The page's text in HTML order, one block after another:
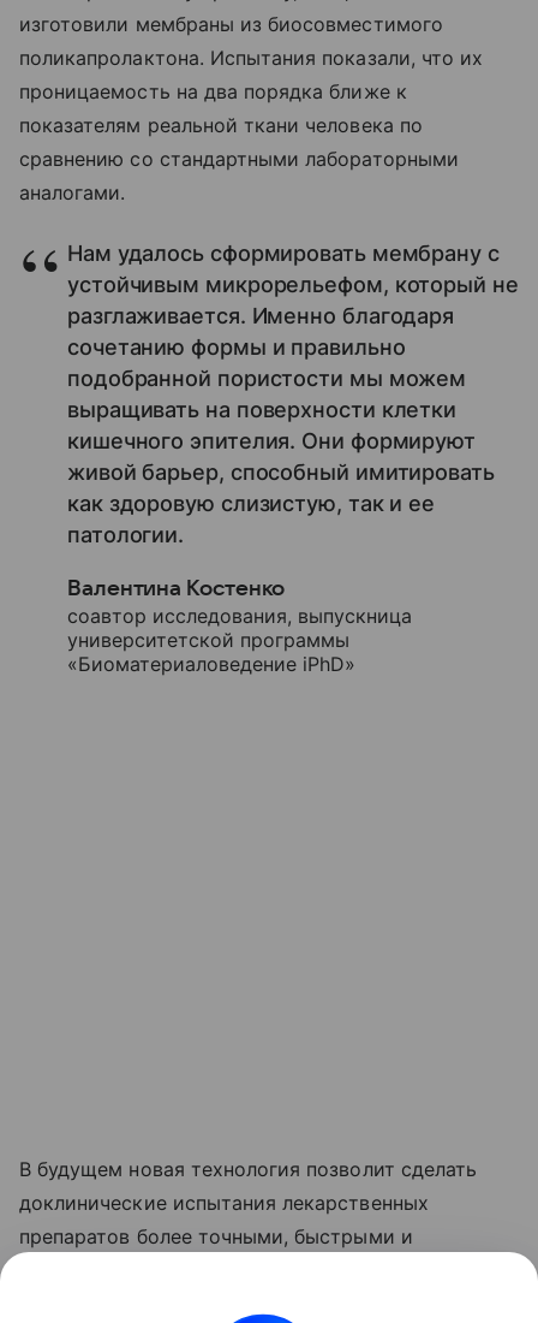
изготовили мембраны из биосовместимого
поликапролактона. Испытания показали, что их
проницаемость на два порядка ближе к
показателям реальной ткани человека по
сравнению со стандартными лабораторными
аналогами.
Нам удалось сформировать мембрану с
устойчивым микрорельефом, который не
разглаживается. Именно благодаря
сочетанию формы и правильно
подобранной пористости мы можем
выращивать на поверхности клетки
кишечного эпителия. Они формируют
живой барьер, способный имитировать
как здоровую слизистую, так и ее
патологии.
Валентина Костенко
соавтор исследования, выпускница
университетской программы
«Биоматериаловедение iPhD»
В будущем новая технология позволит сделать
доклинические испытания лекарственных
препаратов более точными, быстрыми и